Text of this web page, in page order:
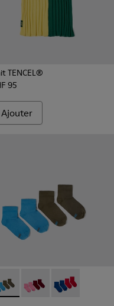
TENCEL®
95
Ajouter
Lot de deux paires de
003 - Lot de deux
Socks Pack -
Odd Socks Pack -
Odd Socks